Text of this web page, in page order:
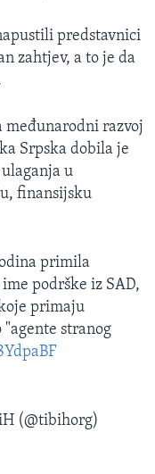
predstavnici
zahtjev, a to je da
međunarodni razvoj
Srpska dobila je
u
finansijsku
primila
podrške iz SAD,
primaju
stranog
(@tibihorg)